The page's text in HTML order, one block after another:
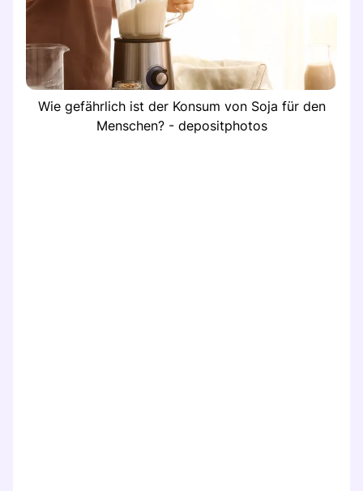
Wie gefährlich ist der Konsum von Soja für den
Menschen? - depositphotos